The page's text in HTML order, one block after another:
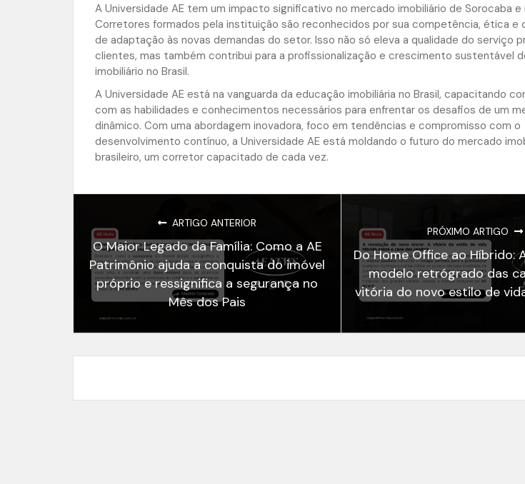
A Universidade AE tem um impacto significativo no mercado imobiliário de Sorocaba e
Corretores formados pela instituição são reconhecidos por sua competência, ética e
de adaptação às novas demandas do setor. Isso não só eleva a qualidade do serviço
clientes, mas também contribui para a profissionalização e crescimento sustentável
imobiliário no Brasil.
A Universidade AE está na vanguarda da educação imobiliária no Brasil, capacitando
com as habilidades e conhecimentos necessários para enfrentar os desafios de um
dinâmico. Com uma abordagem inovadora, foco em tendências e compromisso com o
desenvolvimento contínuo, a Universidade AE está moldando o futuro do mercado
brasileiro, um corretor capacitado de cada vez.
ARTIGO ANTERIOR
O Maior Legado da Família: Como a AE
Patrimônio ajuda a conquista do imóvel
próprio e ressignifica a segurança no
Mês dos Pais
PRÓXIMO ARTIGO
Do Home Office ao Híbrido:
modelo retrógrado das
vitória do novo estilo de